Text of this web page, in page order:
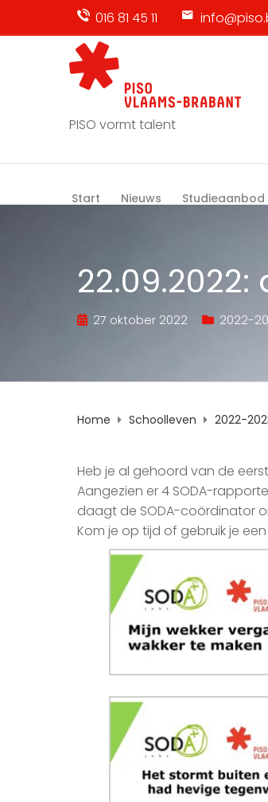
016 81 45 11
PISO vormt talent
Start Nieuws Studieaanbod
27 oktober 2022 2022-
Home Schoolleven 2022-
Heb je al gehoord van de
Aangezien er 4 SODA-
daagt de SODA-coördinator
Kom je op tijd of gebruik je